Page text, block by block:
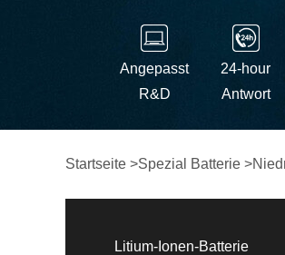
Angepasst
R&D
24-hour
Antwort
Startseite >Spezial Batterie >
Litium-Ionen-Batterie